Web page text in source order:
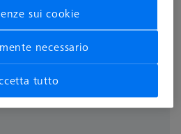
più IVA
sui cookie
necessario
tutto